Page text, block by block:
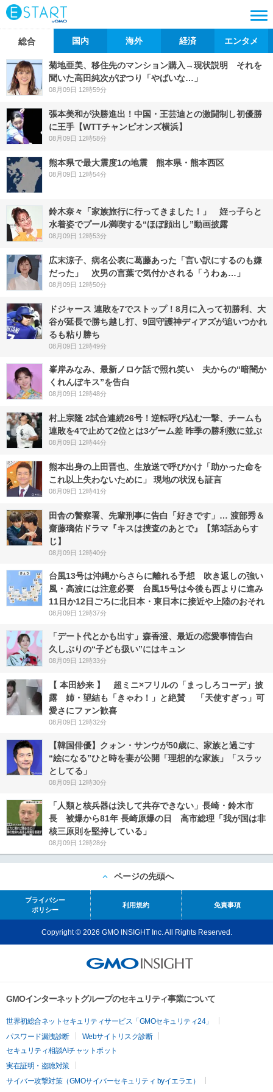
総合 国内 海外 経済 エンタメ
菊地亜美、移住先のマンション購入→現状説明 それを
聞いた高田純次がぽつり「やばいな…」
08月09日 12時59分
張本美和が決勝進出！中国・王芸迪との激闘制し初優勝
に王手【WTTチャンピオンズ横浜】
08月09日 12時58分
熊本県で最大震度1の地震 熊本県・熊本西区
08月09日 12時54分
鈴木奈々「家族旅行に行ってきました！」 姪っ子らと
水着姿でプール満喫する“ほぼ顔出し”動画披露
08月09日 12時53分
広末涼子、病名公表に葛藤あった「言い訳にするのも嫌
だった」 次男の言葉で気付かされる「うわぁ…」
08月09日 12時50分
ドジャース 連敗を7でストップ！8月に入って初勝利、大
谷が延長で勝ち越し打、9回守護神ディアズが追いつかれ
るも粘り勝ち
08月09日 12時49分
峯岸みなみ、最新ノロケ話で照れ笑い 夫からの“暗闇か
くれんぼキス”を告白
08月09日 12時48分
村上宗隆 2試合連続26号！逆転呼び込む一撃、チームも
連敗を4で止めて2位とは3ゲーム差 昨季の勝利数に並ぶ
08月09日 12時44分
熊本出身の上田晋也、生放送で呼びかけ「助かった命を
これ以上失わないために」 現地の状況も証言
08月09日 12時41分
田舎の警察署、先輩刑事に告白「好きです」… 渡部秀＆
齋藤璃佑ドラマ『キスは捜査のあとで』【第3話あらす
じ】
08月09日 12時40分
台風13号は沖縄からさらに離れる予想 吹き返しの強い
風・高波には注意必要 台風15号は今後も西よりに進み
11日か12日ごろに北日本・東日本に接近や上陸のおそれ
08月09日 12時37分
「デート代とかも出す」森香澄、最近の恋愛事情告白
久しぶりの“子ども扱い”にはキュン
08月09日 12時33分
【 本田紗来 】 超ミニ×フリルの「まっしろコーデ」披
露 姉・望結も「きゃわ！」と絶賛 「天使すぎっ」可
愛さにファン歓喜
08月09日 12時32分
【韓国俳優】クォン・サンウが50歳に、家族と過ごす
“絵になる”ひと時を妻が公開「理想的な家族」「スラッ
としてる」
08月09日 12時30分
「人類と核兵器は決して共存できない」長崎・鈴木市
長 被爆から81年 長崎原爆の日 高市総理「我が国は非
核三原則を堅持している」
08月09日 12時28分
ページの先頭へ
プライバシー
ポリシー
利用規約 免責事項
Copyright © 2026 GMO INSIGHT Inc. All Rights Reserved.
GMOインターネットグループのセキュリティ事業について
世界初総合ネットセキュリティサービス「GMOセキュリティ24」
パスワード漏洩診断
Webサイトリスク診断
セキュリティ相談AIチャットボット
実在証明・盗聴対策
サイバー攻撃対策（GMOサイバーセキュリティ byイエラエ）